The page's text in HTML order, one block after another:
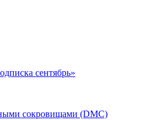
сентябрь»
сокровищами (DMC)